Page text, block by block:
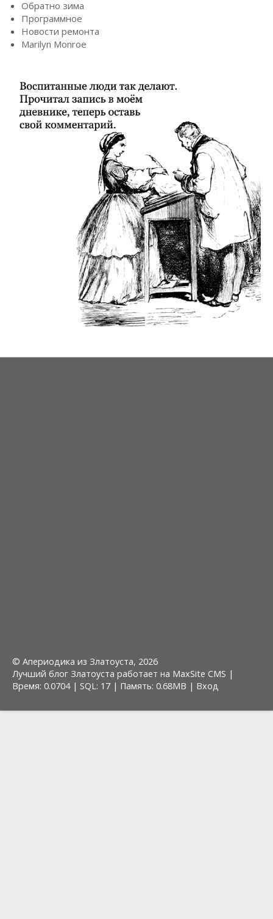
Обратно зима
Программное
Новости ремонта
Marilyn Monroe
© Апериодика из Златоуста, 2026
Лучший блог Златоуста работает на MaxSite CMS |
Время: 0.0704 | SQL: 17 | Память: 0.68MB | Вход